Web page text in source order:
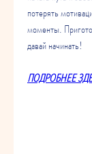
потерять
моменты.
давай начинать!
ПОДРОБНЕЕ